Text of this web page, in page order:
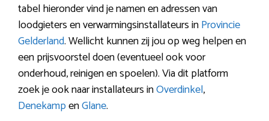
tabel hieronder vind je namen en adressen van
loodgieters en verwarmingsinstallateurs inProvincie
Gelderland. Wellicht kunnen zij jou op weg helpen en
een prijsvoorstel doen (eventueel ook voor
onderhoud, reinigen en spoelen). Via dit platform
zoek je ook naar installateurs inOverdinkel,
DenekampenGlane.